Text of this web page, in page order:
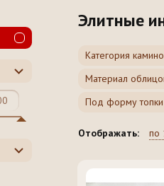
Элитные
Категория
Материал
Под форму топки
Отображать: по